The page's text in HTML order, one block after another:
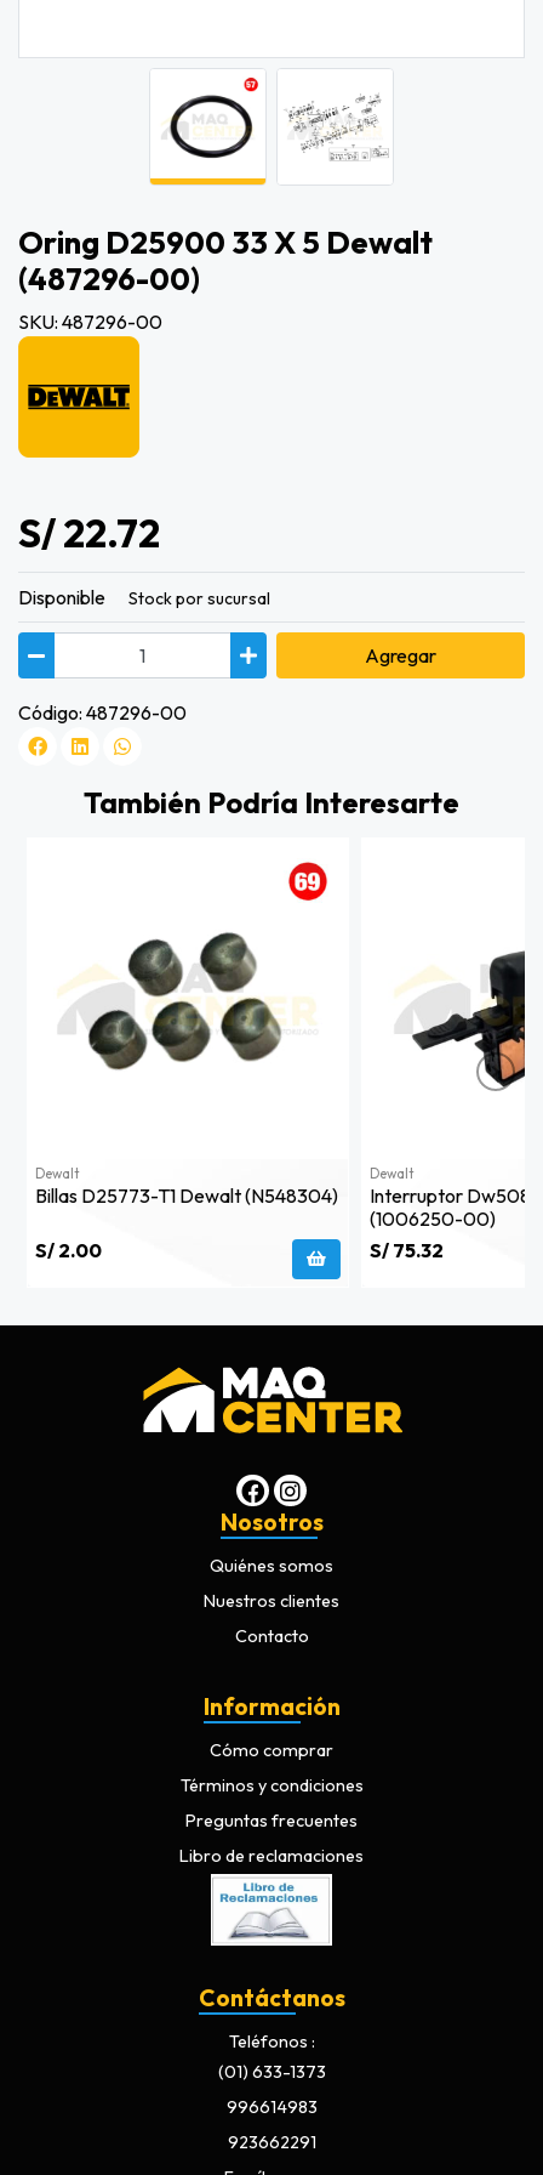
Oring D25900 33 X 5 Dewalt
(487296-00)
SKU: 487296-00
S/ 22.72
Disponible Stock por sucursal
Agregar
Código: 487296-00
También Podría Interesarte
Dewalt
Billas D25773-T1 Dewalt (n548304)
S/ 2.00
Dewalt
Interruptor
(1006250-00)
S/ 75.32
Nosotros
Quiénes somos
Nuestros clientes
Contacto
Información
Cómo comprar
Términos y condiciones
Preguntas frecuentes
Libro de reclamaciones
Contáctanos
Teléfonos
(01) 633-1373
996614983
923662291